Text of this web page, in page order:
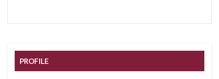
PROFILE